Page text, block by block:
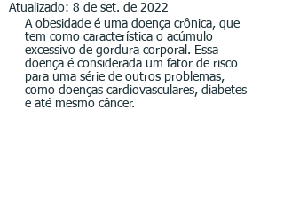
Atualizado: 8 de set. de 2022
A obesidade é uma doença crônica, que
tem como característica o acúmulo
excessivo de gordura corporal. Essa
doença é considerada um fator de risco
para uma série de outros problemas,
como doenças cardiovasculares, diabetes
e até mesmo câncer.